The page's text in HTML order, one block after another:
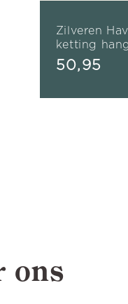
Zilveren
ketting
Normale
50,95
ons